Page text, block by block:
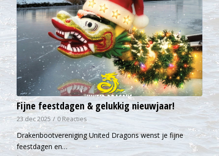
Fijne feestdagen & gelukkig nieuwjaar!
23 dec 2025 / 0 Reacties
Drakenbootvereniging United Dragons wenst je fijne
feestdagen en…